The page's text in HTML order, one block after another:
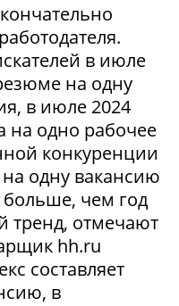
в июле
на одну
в июле 2024
на одно рабочее
конкуренции
одну вакансию
больше, чем год
тренд, отмечают
hh.ru
составляет
в